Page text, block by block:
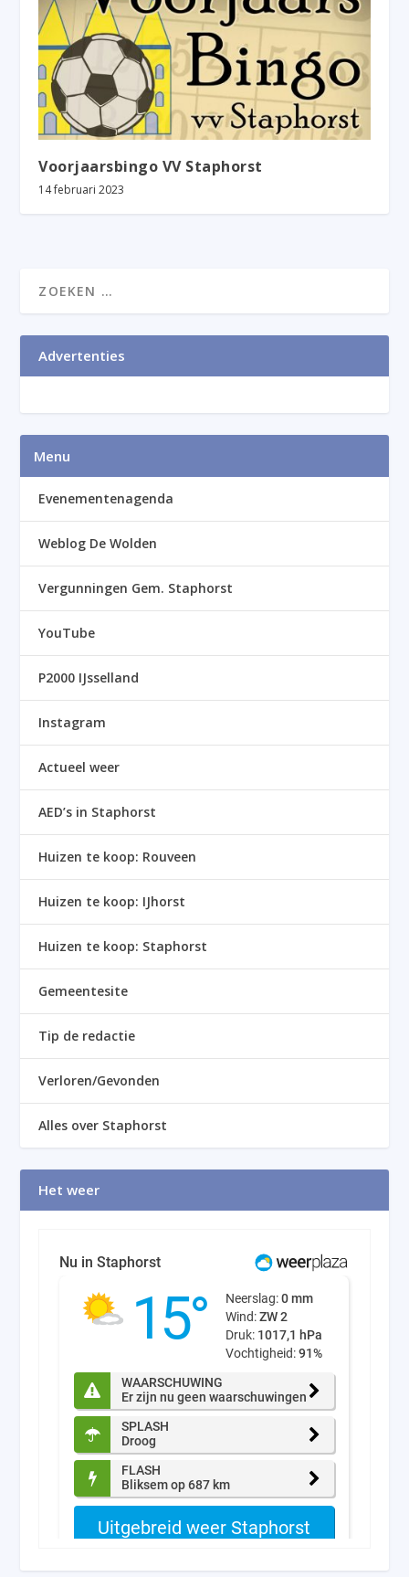
Voorjaarsbingo VV Staphorst
14 februari 2023
Advertenties
Menu
Evenementenagenda
Weblog De Wolden
Vergunningen Gem. Staphorst
YouTube
P2000 IJsselland
Instagram
Actueel weer
AED’s in Staphorst
Huizen te koop: Rouveen
Huizen te koop: IJhorst
Huizen te koop: Staphorst
Gemeentesite
Tip de redactie
Verloren/Gevonden
Alles over Staphorst
Het weer